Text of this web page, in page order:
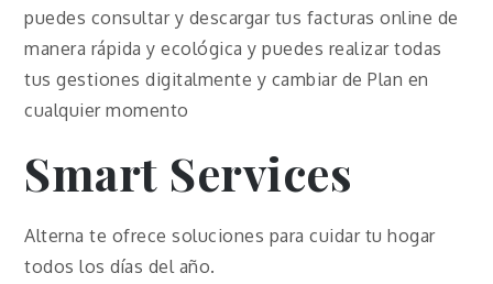
puedes consultar y descargar tus facturas online de
manera rápida y ecológica y puedes realizar todas
tus gestiones digitalmente y cambiar de Plan en
cualquier momento
Smart Services
Alterna te ofrece soluciones para cuidar tu hogar
todos los días del año.